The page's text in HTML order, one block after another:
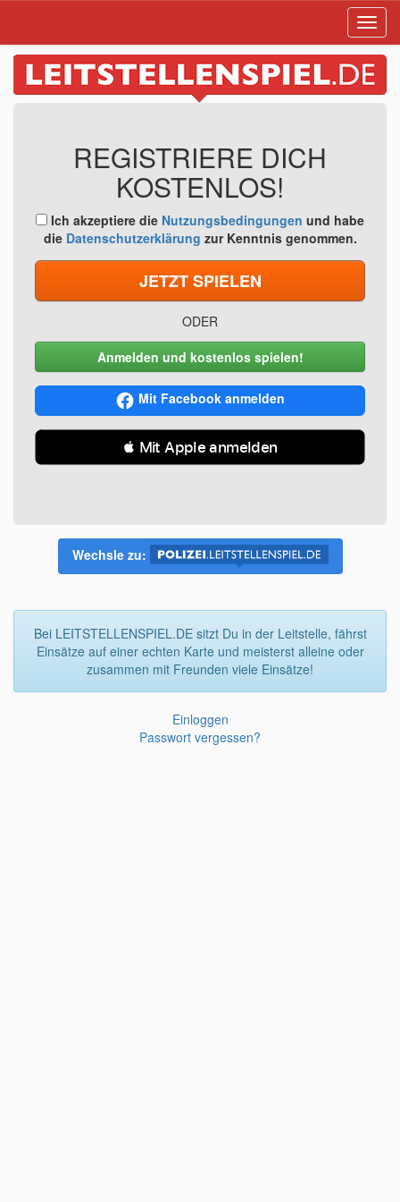
REGISTRIERE DICH
KOSTENLOS!
Ich akzeptiere die Nutzungsbedingungen und habe
die Datenschutzerklärung zur Kenntnis genommen.
JETZT SPIELEN
ODER
Anmelden und kostenlos spielen!
Mit Facebook anmelden
 Mit Apple anmelden
Wechsle zu:
Bei LEITSTELLENSPIEL.DE sitzt Du in der Leitstelle, fährst
Einsätze auf einer echten Karte und meisterst alleine oder
zusammen mit Freunden viele Einsätze!
Einloggen
Passwort vergessen?